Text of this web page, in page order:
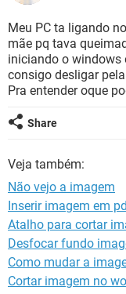
GUIA DE COMPRAS
INSTAGRAM
GUIA DE COMPRAS
CELULAR
OUTLOOK
INSTAGRAM
GUIA DE COMPRAS
JOGOS
CELULAR
OUTLOOK
GUIA DE COMPRAS
Meu PC ta ligando
mãe pq tava
iniciando o windows
consigo desligar
Pra entender oque
Share
Veja também:
Não vejo a imagem
Inserir imagem em
Atalho para cortar
Desfocar fundo
Como mudar a
Cortar imagem no